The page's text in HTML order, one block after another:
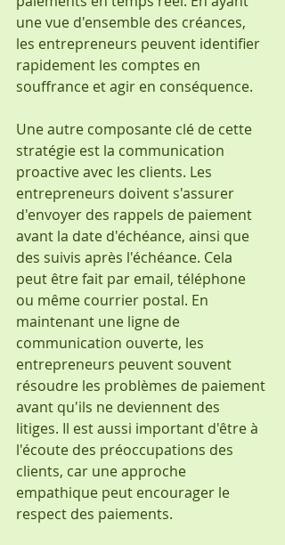
une vue d'ensemble des créances,
les entrepreneurs peuvent identifier
rapidement les comptes en
souffrance et agir en conséquence.
Une autre composante clé de cette
stratégie est la communication
proactive avec les clients. Les
entrepreneurs doivent s'assurer
d'envoyer des rappels de paiement
avant la date d'échéance, ainsi que
des suivis après l'échéance. Cela
peut être fait par email, téléphone
ou même courrier postal. En
maintenant une ligne de
communication ouverte, les
entrepreneurs peuvent souvent
résoudre les problèmes de paiement
avant qu'ils ne deviennent des
litiges. Il est aussi important d'être à
l'écoute des préoccupations des
clients, car une approche
empathique peut encourager le
respect des paiements.